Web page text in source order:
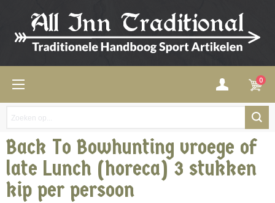
0
Back To Bowhunting vroege of
late Lunch (horeca) 3 stukken
kip per persoon